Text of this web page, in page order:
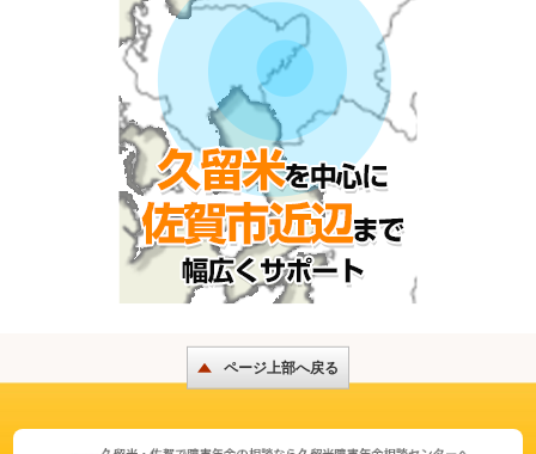
ページ上部へ戻る